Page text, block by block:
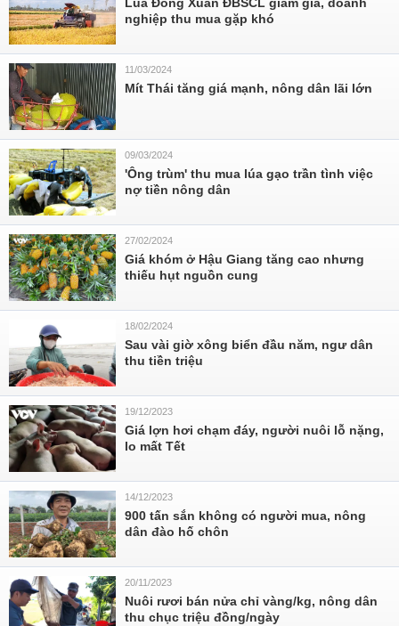
nghiệp thu mua gặp khó
11/03/2024
Mít Thái tăng giá mạnh, nông dân lãi lớn
09/03/2024
'Ông trùm' thu mua lúa gạo trần tình việc
nợ tiền nông dân
27/02/2024
Giá khóm ở Hậu Giang tăng cao nhưng
thiếu hụt nguồn cung
18/02/2024
Sau vài giờ xông biển đầu năm, ngư dân
thu tiền triệu
19/12/2023
Giá lợn hơi chạm đáy, người nuôi lỗ nặng,
lo mất Tết
14/12/2023
900 tấn sắn không có người mua, nông
dân đào hố chôn
20/11/2023
Nuôi rươi bán nửa chỉ vàng/kg, nông dân
thu chục triệu đồng/ngày